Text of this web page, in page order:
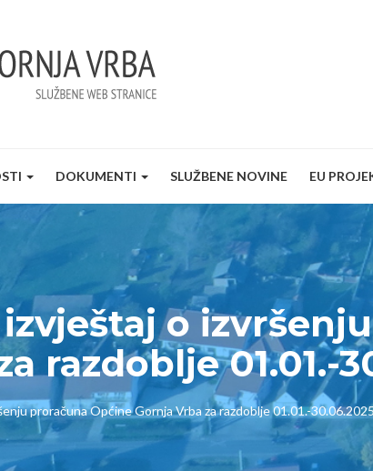
DOKUMENTI SLUŽBENE NOVINE EU
o
razdoblje 01.01.-
proračuna Općine Gornja Vrba za razdoblje 01.01.-